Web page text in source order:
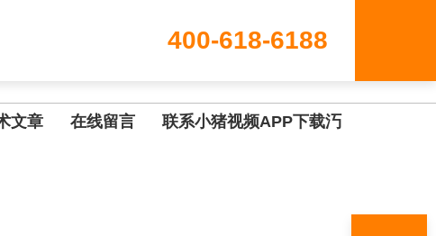
400-618-6188
文章 在线留言 联系小猪视频APP下载汅